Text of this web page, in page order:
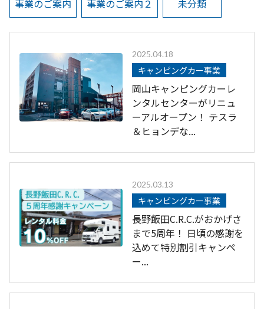
事業のご案内 事業のご案内２ 未分類
2025.04.18
キャンピングカー事業
岡山キャンピングカーレ
ンタルセンターがリニュ
ーアルオープン！ テスラ
＆ヒョンデな...
2025.03.13
キャンピングカー事業
長野飯田C.R.C.がおかげさ
まで5周年！ 日頃の感謝を
込めて特別割引キャンペ
ー...